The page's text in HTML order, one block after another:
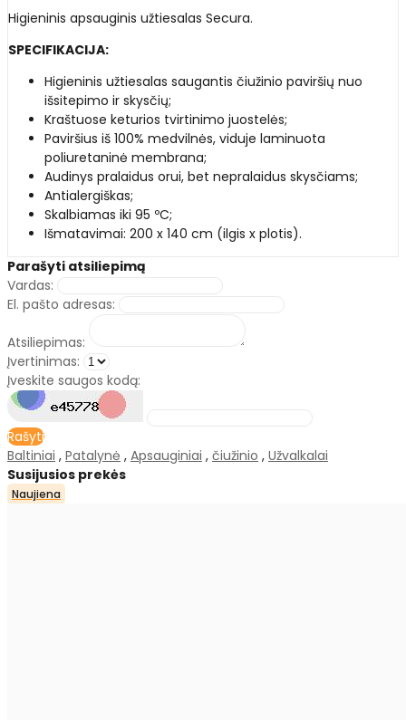
Higieninis apsauginis užtiesalas Secura.
SPECIFIKACIJA:
Higieninis užtiesalas saugantis čiužinio paviršių nuo
išsitepimo ir skysčių;
Kraštuose keturios tvirtinimo juostelės;
Paviršius iš 100% medvilnės, viduje laminuota
poliuretaninė membrana;
Audinys pralaidus orui, bet nepralaidus skysčiams;
Antialergiškas;
Skalbiamas iki 95 ºC;
Išmatavimai: 200 x 140 cm (ilgis x plotis).
Parašyti atsiliepimą
Vardas:
El. pašto adresas:
Atsiliepimas:
Įvertinimas:
Įveskite saugos kodą:
Rašyti
Baltiniai , Patalynė , Apsauginiai , čiužinio , Užvalkalai
Susijusios prekės
Naujiena